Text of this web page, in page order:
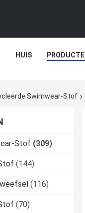
HUIS
Swimwear-Stof
Stof (309)
(144)
(116)
(70)